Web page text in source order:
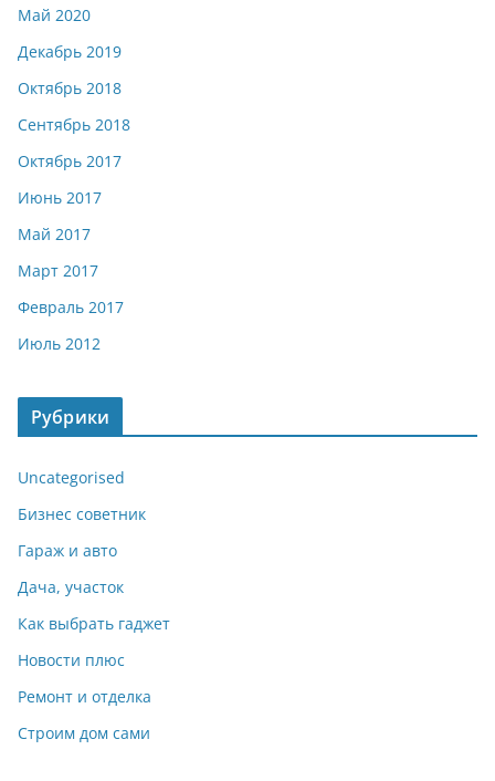
Май 2020
Декабрь 2019
Октябрь 2018
Сентябрь 2018
Октябрь 2017
Июнь 2017
Май 2017
Март 2017
Февраль 2017
Июль 2012
Рубрики
Uncategorised
Бизнес советник
Гараж и авто
Дача, участок
Как выбрать гаджет
Новости плюс
Ремонт и отделка
Строим дом сами